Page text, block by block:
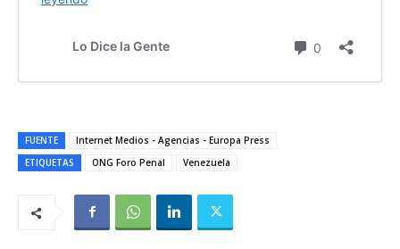
FUENTE
Internet Medios - Agencias - Europa Press
ETIQUETAS
ONG Foro Penal Venezuela